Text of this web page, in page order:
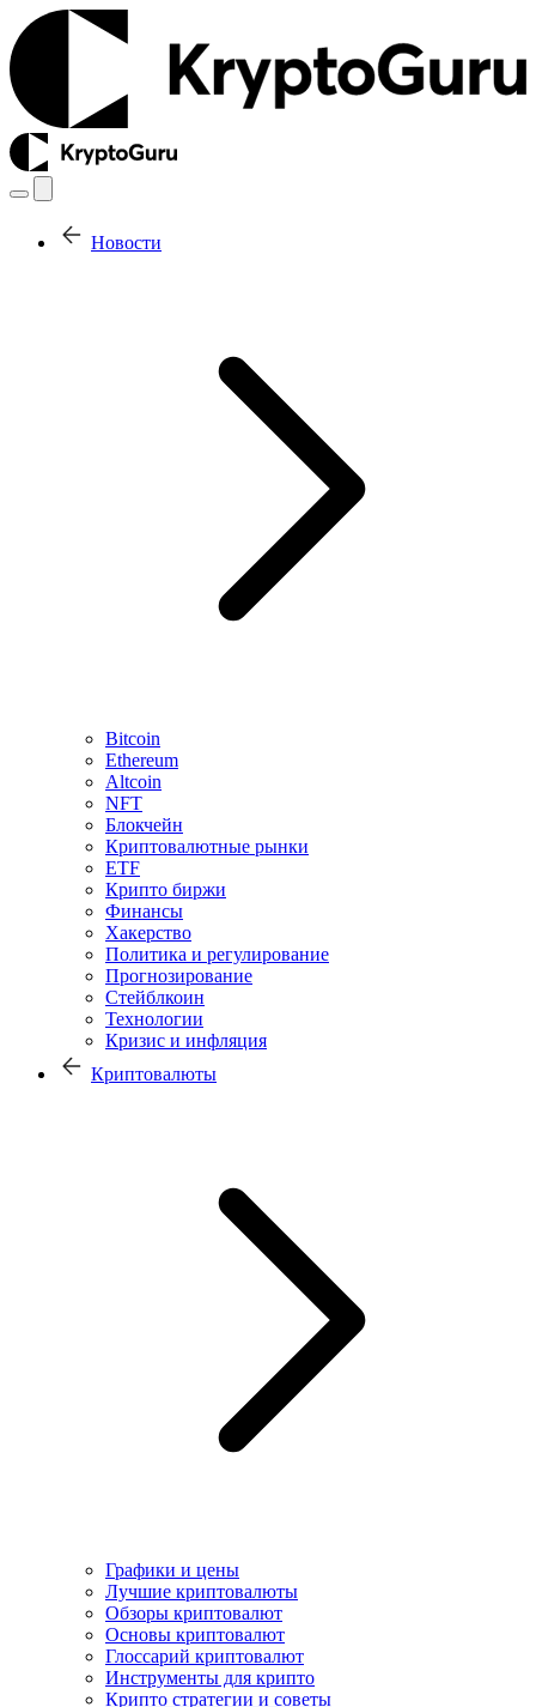
Новости
Bitcoin
Ethereum
Altcoin
NFT
Блокчейн
Криптовалютные рынки
ETF
Крипто биржи
Финансы
Хакерство
Политика и регулирование
Прогнозирование
Стейблкоин
Технологии
Кризис и инфляция
Криптовалюты
Графики и цены
Лучшие криптовалюты
Обзоры криптовалют
Основы криптовалют
Глоссарий криптовалют
Инструменты для крипто
Крипто стратегии и советы